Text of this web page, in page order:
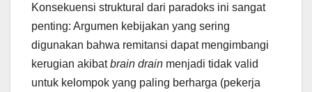
Konsekuensi struktural dari paradoks ini sangat
penting: Argumen kebijakan yang sering
digunakan bahwa remitansi dapat mengimbangi
kerugian akibatbrain drain menjadi tidak valid
untuk kelompok yang paling berharga (pekerja